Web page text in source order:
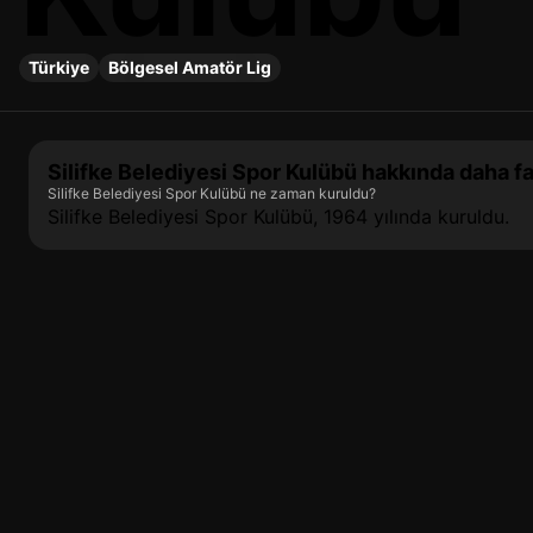
Türkiye Bölgesel Amatör Lig
Silifke Belediyesi Spor Kulübü hakkında daha
Silifke Belediyesi Spor Kulübü ne zaman kuruldu?
Silifke Belediyesi Spor Kulübü, 1964 yılında kuruldu.